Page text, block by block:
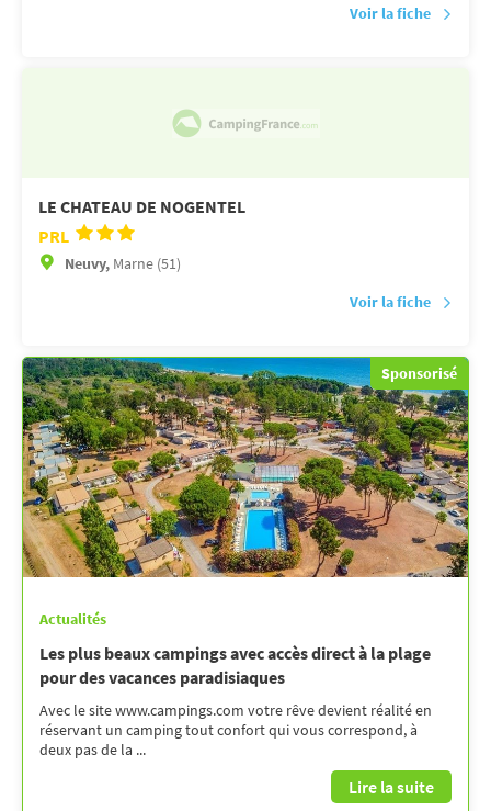
Voir la fiche
LE CHATEAU DE NOGENTEL
PRL
Neuvy, Marne (51)
Voir la fiche
Sponsorisé
Actualités
Les plus beaux campings avec accès direct à la plage
pour des vacances paradisiaques
Avec le site www.campings.com votre rêve devient réalité en
réservant un camping tout confort qui vous correspond, à
deux pas de la ...
Lire la suite